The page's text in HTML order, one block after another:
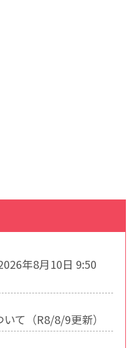
年8月10日 9:50
て（R8/8/9更新）